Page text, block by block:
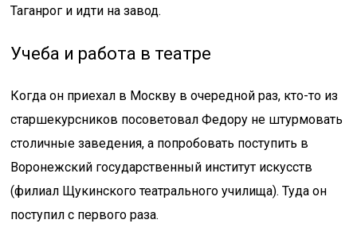
Таганрог и идти на завод.
Учеба и работа в театре
Когда он приехал в Москву в очередной раз, кто-то из
старшекурсников посоветовал Федору не штурмовать
столичные заведения, а попробовать поступить в
Воронежский государственный институт искусств
(филиал Щукинского театрального училища). Туда он
поступил с первого раза.